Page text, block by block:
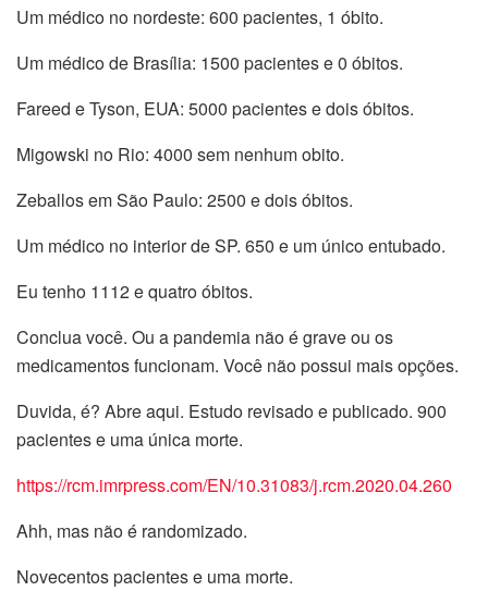
Um médico no nordeste: 600 pacientes, 1 óbito.
Um médico de Brasília: 1500 pacientes e 0 óbitos.
Fareed e Tyson, EUA: 5000 pacientes e dois óbitos.
Migowski no Rio: 4000 sem nenhum obito.
Zeballos em São Paulo: 2500 e dois óbitos.
Um médico no interior de SP. 650 e um único entubado.
Eu tenho 1112 e quatro óbitos.
Conclua você. Ou a pandemia não é grave ou os
medicamentos funcionam. Você não possui mais opções.
Duvida, é? Abre aqui. Estudo revisado e publicado. 900
pacientes e uma única morte.
https://rcm.imrpress.com/EN/10.31083/j.rcm.2020.04.260
Ahh, mas não é randomizado.
Novecentos pacientes e uma morte.